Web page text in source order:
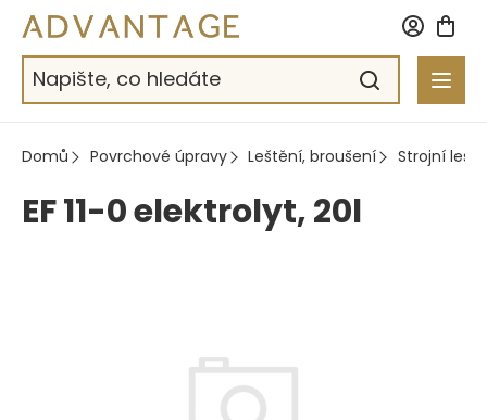
Přejít
obsah
Domů Povrchové úpravy Leštění, broušení Strojní
EF 11-0 elektrolyt, 20l